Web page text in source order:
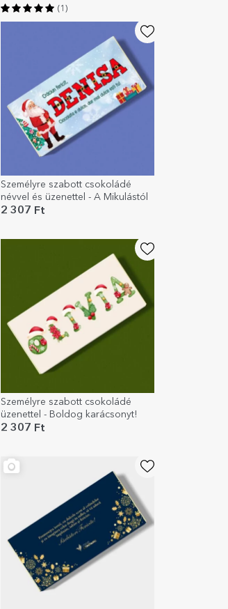
(1)
Személyre szabott csokoládé
névvel és üzenettel - A Mikulástól
2 307 Ft
Személyre szabott csokoládé
üzenettel - Boldog karácsonyt!
2 307 Ft